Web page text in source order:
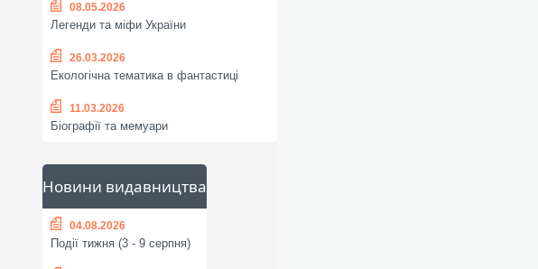
08.05.2026
Легенди та міфи України
26.03.2026
Екологічна тематика в фантастиці
11.03.2026
Біографії та мемуари
Новини видавництва
04.08.2026
Події тижня (3 - 9 серпня)